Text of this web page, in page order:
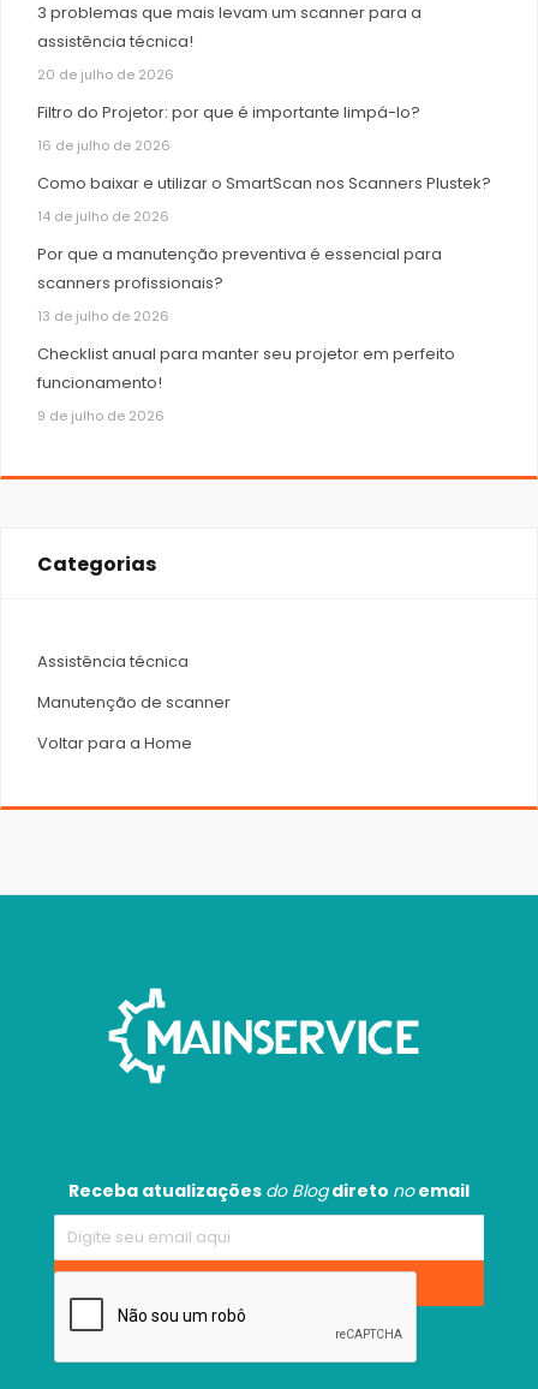
3 problemas que mais levam um scanner para a
assistência técnica!
20 de julho de 2026
Filtro do Projetor: por que é importante limpá-lo?
16 de julho de 2026
Como baixar e utilizar o SmartScan nos Scanners Plustek?
14 de julho de 2026
Por que a manutenção preventiva é essencial para
scanners profissionais?
13 de julho de 2026
Checklist anual para manter seu projetor em perfeito
funcionamento!
9 de julho de 2026
Categorias
Assistência técnica
Manutenção de scanner
Voltar para a Home
Receba atualizações do Blogdireto noemail